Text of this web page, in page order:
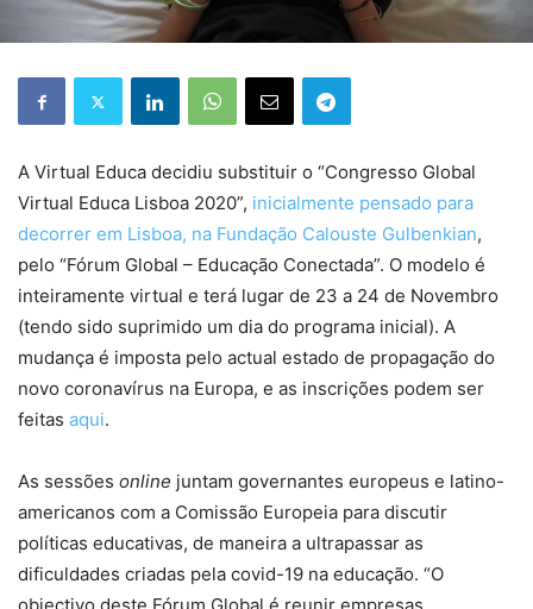
A Virtual Educa decidiu substituir o “Congresso Global
Virtual Educa Lisboa 2020”, inicialmente pensado para
decorrer em Lisboa, na Fundação Calouste Gulbenkian,
pelo “Fórum Global – Educação Conectada”. O modelo é
inteiramente virtual e terá lugar de 23 a 24 de Novembro
(tendo sido suprimido um dia do programa inicial). A
mudança é imposta pelo actual estado de propagação do
novo coronavírus na Europa, e as inscrições podem ser
feitas aqui.
As sessões online juntam governantes europeus e latino-
americanos com a Comissão Europeia para discutir
políticas educativas, de maneira a ultrapassar as
dificuldades criadas pela covid-19 na educação. “O